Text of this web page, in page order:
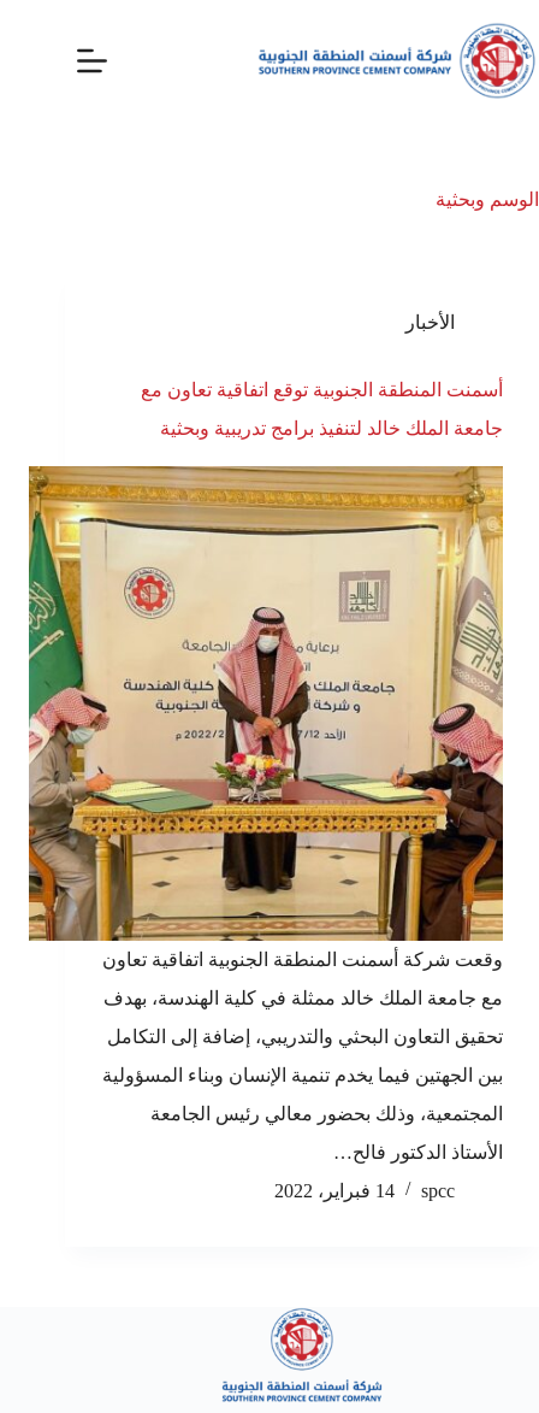
الوسم وبحثية
الأخبار
أسمنت المنطقة الجنوبية توقع اتفاقية تعاون مع
جامعة الملك خالد لتنفيذ برامج تدريبية وبحثية
وقعت شركة أسمنت المنطقة الجنوبية اتفاقية تعاون
مع جامعة الملك خالد ممثلة في كلية الهندسة، بهدف
تحقيق التعاون البحثي والتدريبي، إضافة إلى التكامل
بين الجهتين فيما يخدم تنمية الإنسان وبناء المسؤولية
المجتمعية، وذلك بحضور معالي رئيس الجامعة
الأستاذ الدكتور فالح…
spcc
14 فبراير، 2022